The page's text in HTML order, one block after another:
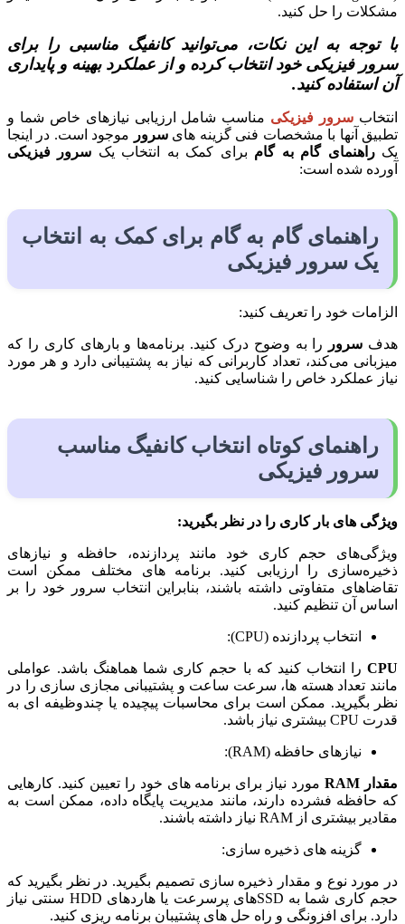
مشکلات را حل کنید.
با توجه به این نکات، می‌توانید کانفیگ مناسبی را برای
سرور فیزیکی خود انتخاب کرده و از عملکرد بهینه و پایداری
آن استفاده کنید.
انتخاب سرور فیزیکی مناسب شامل ارزیابی نیازهای خاص شما و
تطبیق آنها با مشخصات فنی گزینه هایسرور موجود است. در اینجا
یک راهنمای گام به گام برای کمک به انتخاب یک سرور فیزیکی
آورده شده است:
راهنمای گام به گام برای کمک به انتخاب
یک سرور فیزیکی
الزامات خود را تعریف کنید:
هدف سرور را به وضوح درک کنید. برنامه‌ها و بارهای کاری را که
میزبانی می‌کند، تعداد کاربرانی که نیاز به پشتیبانی دارد و هر مورد
نیاز عملکرد خاص را شناسایی کنید.
راهنمای کوتاه انتخاب کانفیگ مناسب
سرور فیزیکی
ویژگی های بار کاری را در نظر بگیرید:
ویژگی‌های حجم کاری خود مانند پردازنده، حافظه و نیازهای
ذخیره‌سازی را ارزیابی کنید. برنامه های مختلف ممکن است
تقاضاهای متفاوتی داشته باشند، بنابراین انتخاب سرور خود را بر
اساس آن تنظیم کنید.
انتخاب پردازنده (CPU):
CPU را انتخاب کنید که با حجم کاری شما هماهنگ باشد. عواملی
مانند تعداد هسته ها، سرعت ساعت و پشتیبانی مجازی سازی را در
نظر بگیرید. ممکن است برای محاسبات پیچیده یا چندوظیفه ای به
قدرت CPU بیشتری نیاز باشد.
نیازهای حافظه (RAM):
مقدار RAM
مورد نیاز برای برنامه های خود را تعیین کنید. کارهایی
که حافظه فشرده دارند، مانند مدیریت پایگاه داده، ممکن است به
مقادیر بیشتری از RAM نیاز داشته باشند.
گزینه های ذخیره سازی:
در مورد نوع و مقدار ذخیره سازی تصمیم بگیرید. در نظر بگیرید که
حجم کاری شما به SSDهای پرسرعت یا هاردهای HDD سنتی نیاز
دارد. برای افزونگی و راه حل های پشتیبان برنامه ریزی کنید.